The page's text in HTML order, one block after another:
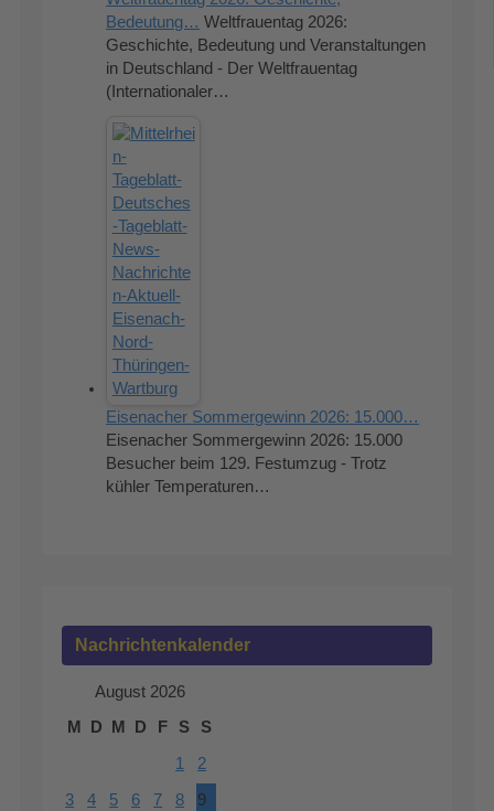
Bedeutung… Weltfrauentag 2026:
Geschichte, Bedeutung und Veranstaltungen
in Deutschland - Der Weltfrauentag
(Internationaler…
Eisenacher Sommergewinn 2026: 15.000…
Eisenacher Sommergewinn 2026: 15.000
Besucher beim 129. Festumzug - Trotz
kühler Temperaturen…
Nachrichtenkalender
August 2026
M
D M D F S S
1 2
3 4 5 6 7 8 9